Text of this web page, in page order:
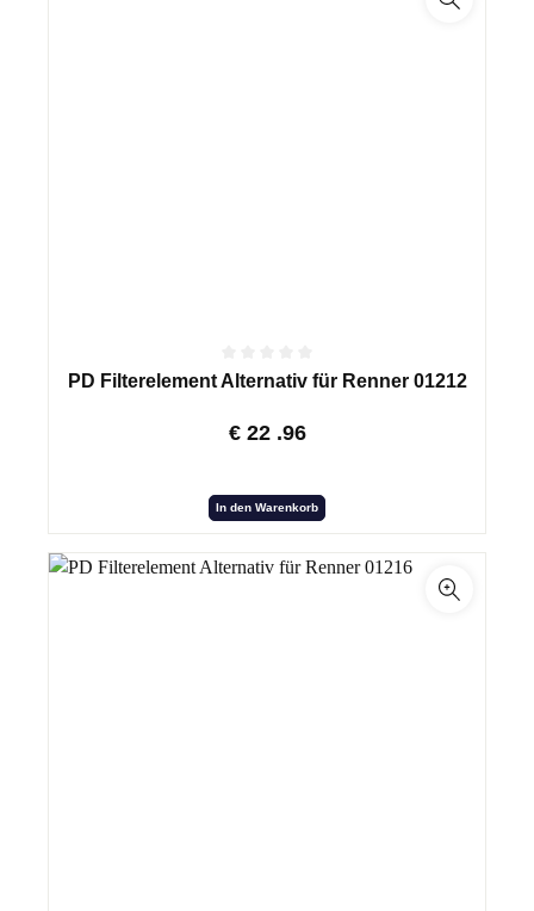
PD Filterelement Alternativ für Renner 01212
€ 22 .96
In den Warenkorb